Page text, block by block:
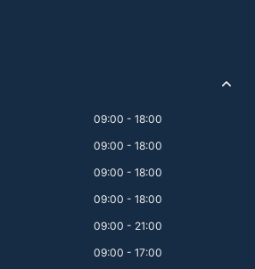
09:00 - 18:00
09:00 - 18:00
09:00 - 18:00
09:00 - 18:00
09:00 - 21:00
09:00 - 17:00